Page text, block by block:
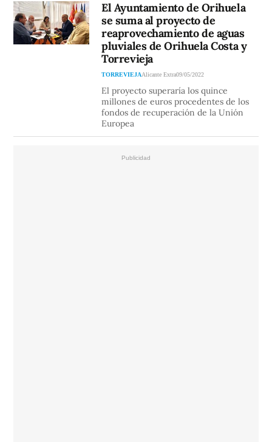
El Ayuntamiento de Orihuela
se suma al proyecto de
reaprovechamiento de aguas
pluviales de Orihuela Costa y
Torrevieja
TORREVIEJAAlicante Extra09/05/2022
El proyecto superaría los quince
millones de euros procedentes de los
fondos de recuperación de la Unión
Europea